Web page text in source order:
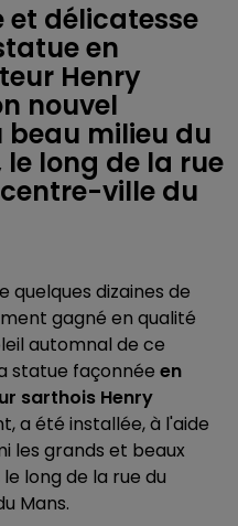
et délicatesse
en
Henry
nouvel
milieu du
long de la rue
ville du
quelques dizaines de
gagné en qualité
automnal de ce
statue façonnée en
sarthois Henry
a été installée, à l'aide
les grands et beaux
long de la rue du
Mans.